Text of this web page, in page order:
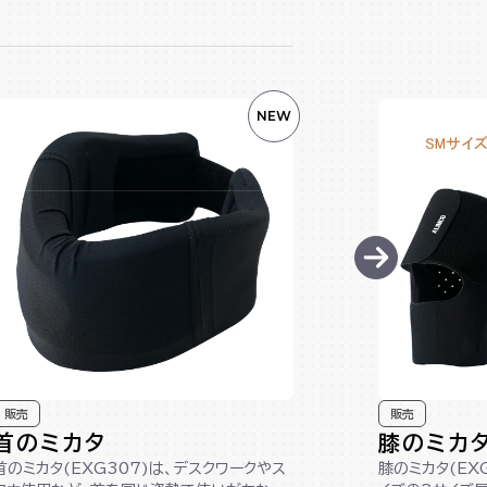
販売
のミカタ
のミカタ(EXG307)は、デスクワークやス
NEW
販売
膝のミカ
膝のミカタ